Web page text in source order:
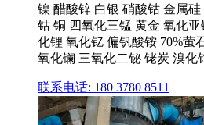
镍 醋酸锌 白银 硝酸钴 金属
钴 铜 四氧化三锰 黄金 氧化
化锂 氧化钇 偏钒酸铵 70%萤
氧化镧 三氧化二铋 铑炭 溴化
联系电话: 180 3780 8511